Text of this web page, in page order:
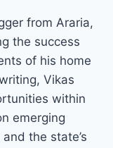
from Araria,
the success
of his home
Vikas
within
emerging
the state’s